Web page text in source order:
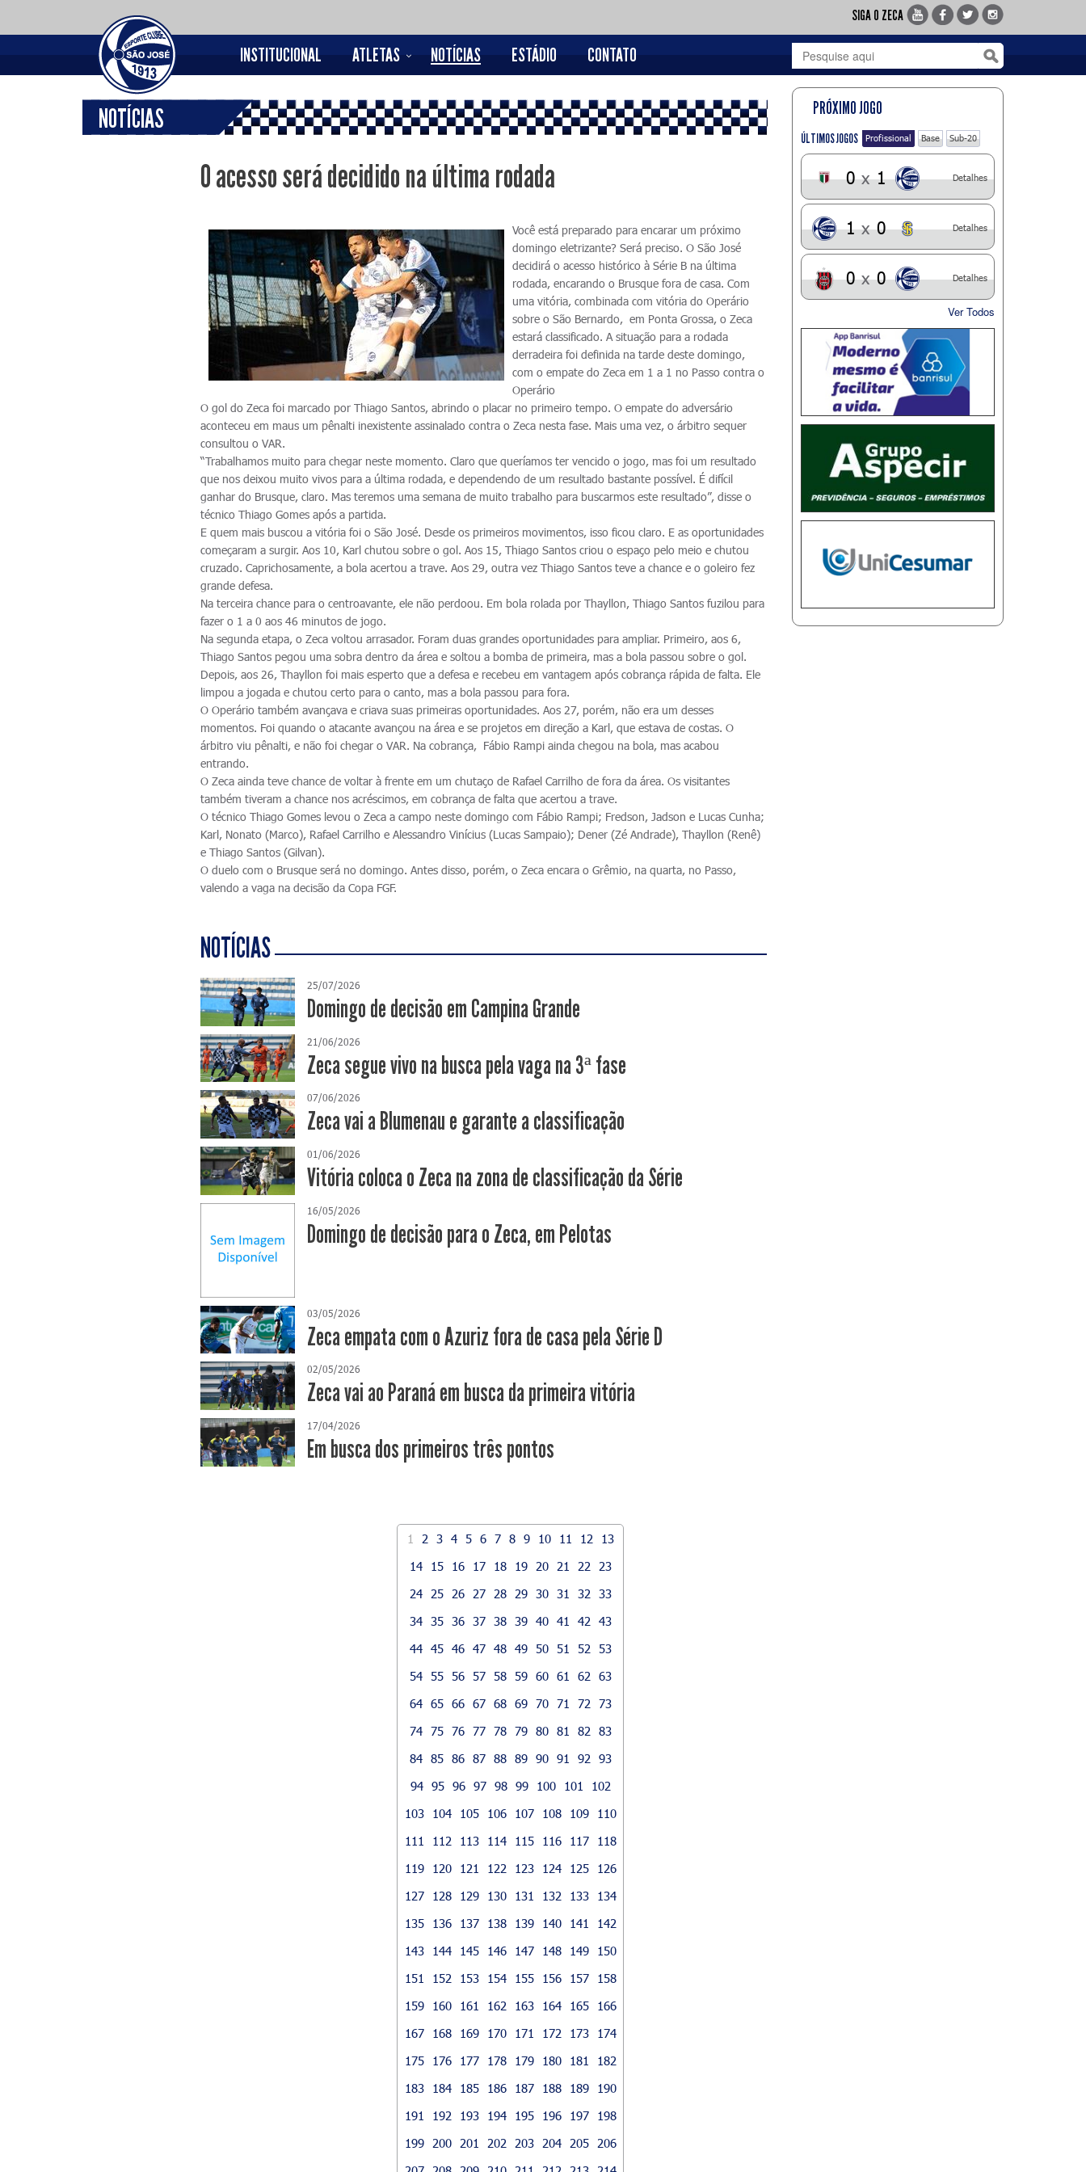
SIGA O ZECA
INSTITUCIONAL ATLETAS NOTÍCIAS ESTÁDIO CONTATO
NOTÍCIAS
O acesso será decidido na última rodada
Você está preparado para encarar um próximo
domingo eletrizante? Será preciso. O São José
decidirá o acesso histórico à Série B na última
rodada, encarando o Brusque fora de casa. Com
uma vitória, combinada com vitória do Operário
sobre o São Bernardo, em Ponta Grossa, o Zeca
estará classificado. A situação para a rodada
derradeira foi definida na tarde deste domingo,
com o empate do Zeca em 1 a 1 no Passo contra o
Operário
O gol do Zeca foi marcado por Thiago Santos, abrindo o placar no primeiro tempo. O empate do adversário
aconteceu em maus um pênalti inexistente assinalado contra o Zeca nesta fase. Mais uma vez, o árbitro sequer
consultou o VAR.
“Trabalhamos muito para chegar neste momento. Claro que queríamos ter vencido o jogo, mas foi um resultado
que nos deixou muito vivos para a última rodada, e dependendo de um resultado bastante possível. É difícil
ganhar do Brusque, claro. Mas teremos uma semana de muito trabalho para buscarmos este resultado”, disse o
técnico Thiago Gomes após a partida.
E quem mais buscou a vitória foi o São José. Desde os primeiros movimentos, isso ficou claro. E as oportunidades
começaram a surgir. Aos 10, Karl chutou sobre o gol. Aos 15, Thiago Santos criou o espaço pelo meio e chutou
cruzado. Caprichosamente, a bola acertou a trave. Aos 29, outra vez Thiago Santos teve a chance e o goleiro fez
grande defesa.
Na terceira chance para o centroavante, ele não perdoou. Em bola rolada por Thayllon, Thiago Santos fuzilou para
fazer o 1 a 0 aos 46 minutos de jogo.
Na segunda etapa, o Zeca voltou arrasador. Foram duas grandes oportunidades para ampliar. Primeiro, aos 6,
Thiago Santos pegou uma sobra dentro da área e soltou a bomba de primeira, mas a bola passou sobre o gol.
Depois, aos 26, Thayllon foi mais esperto que a defesa e recebeu em vantagem após cobrança rápida de falta. Ele
limpou a jogada e chutou certo para o canto, mas a bola passou para fora.
O Operário também avançava e criava suas primeiras oportunidades. Aos 27, porém, não era um desses
momentos. Foi quando o atacante avançou na área e se projetos em direção a Karl, que estava de costas. O
árbitro viu pênalti, e não foi chegar o VAR. Na cobrança, Fábio Rampi ainda chegou na bola, mas acabou
entrando.
O Zeca ainda teve chance de voltar à frente em um chutaço de Rafael Carrilho de fora da área. Os visitantes
também tiveram a chance nos acréscimos, em cobrança de falta que acertou a trave.
O técnico Thiago Gomes levou o Zeca a campo neste domingo com Fábio Rampi; Fredson, Jadson e Lucas Cunha;
Karl, Nonato (Marco), Rafael Carrilho e Alessandro Vinícius (Lucas Sampaio); Dener (Zé Andrade), Thayllon (Renê)
e Thiago Santos (Gilvan).
O duelo com o Brusque será no domingo. Antes disso, porém, o Zeca encara o Grêmio, na quarta, no Passo,
valendo a vaga na decisão da Copa FGF.
NOTÍCIAS
25/07/2026
Domingo de decisão em Campina Grande
21/06/2026
Zeca segue vivo na busca pela vaga na 3ª fase
07/06/2026
Zeca vai a Blumenau e garante a classificação
01/06/2026
Vitória coloca o Zeca na zona de classificação da Série
16/05/2026
Domingo de decisão para o Zeca, em Pelotas
03/05/2026
Zeca empata com o Azuriz fora de casa pela Série D
02/05/2026
Zeca vai ao Paraná em busca da primeira vitória
17/04/2026
​Em busca dos primeiros três pontos
1 2 3 4 5 6 7 8 9 10 11 12
13
14
15 16 17 18 19 20 21 22
23
24
25 26 27 28 29 30 31 32
33
34 35 36 37 38 39 40 41 42
43
44 45 46 47 48 49 50 51 52
53
54 55 56 57 58 59 60 61 62
63
64 65 66 67 68 69 70 71 72
73
74 75 76 77 78 79 80 81 82
83
84 85 86 87 88 89 90 91 92
93
94 95 96 97 98 99 100 101
102
103
104 105 106 107 108 109
110
111
112 113 114 115 116 117
118
119
120 121 122 123 124 125
126
127
128 129 130 131 132 133
134
135
136 137 138 139 140 141
142
143
144 145 146 147 148 149
150
151
152 153 154 155 156 157
158
159
160 161 162 163 164 165
166
167
168 169 170 171 172 173
174
175
176 177 178 179 180 181
182
183
184 185 186 187 188 189
190
191
192 193 194 195 196 197
198
199
200 201 202 203 204 205
206
PRÓXIMO JOGO
ÚLTIMOS JOGOS Profissional Base Sub-20
0 x 1 Detalhes
1 x 0 Detalhes
0 x 0 Detalhes
Ver Todos